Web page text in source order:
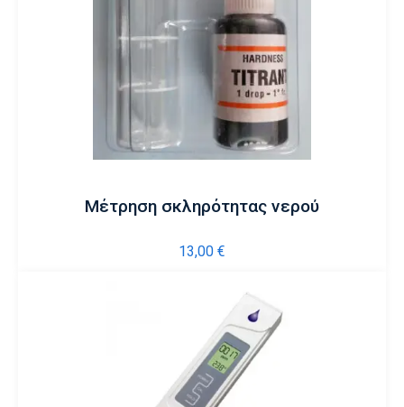
Μέτρηση σκληρότητας νερού
13,00 €